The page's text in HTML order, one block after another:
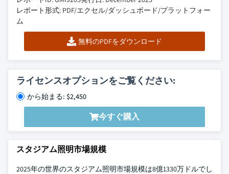
レポート形式: PDF/エクセル/ダッシュボード/プラットフォー
ム
無料のPDFをダウンロード
ライセンスオプションをご覧ください:
から始まる: $2,450
今すぐ購入
スタジアム照明市場規模
2025年の世界のスタジアム照明市場規模は8億1330万ドルでし